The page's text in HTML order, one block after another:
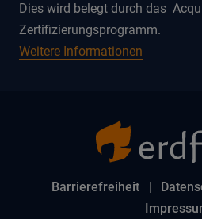
Dies wird belegt durch das
Zertifizierungsprogramm.
Weitere Informationen
Barrierefreiheit